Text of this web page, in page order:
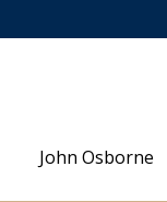
John Osborne